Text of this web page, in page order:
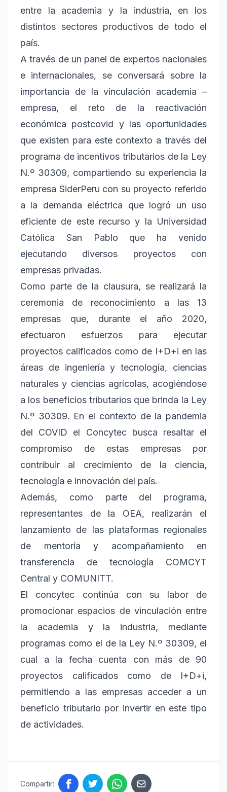
entre la academia y la industria, en los
distintos sectores productivos de todo el
país.
A través de un panel de expertos nacionales
e internacionales, se conversará sobre la
importancia de la vinculación academia –
empresa, el reto de la reactivación
económica postcovid y las oportunidades
que existen para este contexto a través del
programa de incentivos tributarios de la Ley
N.º 30309, compartiendo su experiencia la
empresa SiderPeru con su proyecto referido
a la demanda eléctrica que logró un uso
eficiente de este recurso y la Universidad
Católica San Pablo que ha venido
ejecutando diversos proyectos con
empresas privadas.
Como parte de la clausura, se realizará la
ceremonia de reconocimiento a las 13
empresas que, durante el año 2020,
efectuaron esfuerzos para ejecutar
proyectos calificados como de I+D+i en las
áreas de ingeniería y tecnología, ciencias
naturales y ciencias agrícolas, acogiéndose
a los beneficios tributarios que brinda la Ley
N.º 30309. En el contexto de la pandemia
del COVID el Concytec busca resaltar el
compromiso de estas empresas por
contribuir al crecimiento de la ciencia,
tecnología e innovación del país.
Además, como parte del programa,
representantes de la OEA, realizarán el
lanzamiento de las plataformas regionales
de mentoría y acompañamiento en
transferencia de tecnología COMCYT
Central y COMUNITT.
El concytec continúa con su labor de
promocionar espacios de vinculación entre
la academia y la industria, mediante
programas como el de la Ley N.º 30309, el
cual a la fecha cuenta con más de 90
proyectos calificados como de I+D+i,
permitiendo a las empresas acceder a un
beneficio tributario por invertir en este tipo
de actividades.
Compartir: